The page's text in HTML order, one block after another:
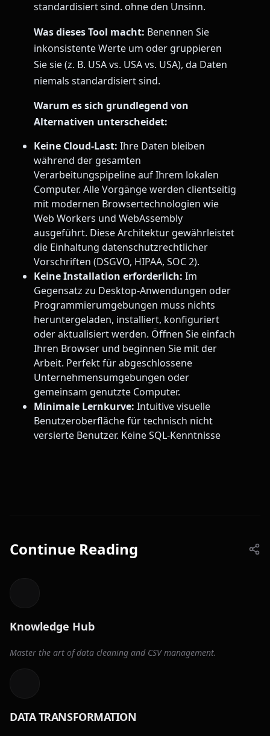
standardisiert sind. ohne den Unsinn.
Was dieses Tool macht: Benennen Sie
inkonsistente Werte um oder gruppieren
Sie sie (z. B. USA vs. USA vs. USA), da Daten
niemals standardisiert sind.
Warum es sich grundlegend von
Alternativen unterscheidet:
Keine Cloud-Last: Ihre Daten bleiben
während der gesamten
Verarbeitungspipeline auf Ihrem lokalen
Computer. Alle Vorgänge werden clientseitig
mit modernen Browsertechnologien wie
Web Workers und WebAssembly
ausgeführt. Diese Architektur gewährleistet
die Einhaltung datenschutzrechtlicher
Vorschriften (DSGVO, HIPAA, SOC 2).
Keine Installation erforderlich: Im
Gegensatz zu Desktop-Anwendungen oder
Programmierumgebungen muss nichts
heruntergeladen, installiert, konfiguriert
oder aktualisiert werden. Öffnen Sie einfach
Ihren Browser und beginnen Sie mit der
Arbeit. Perfekt für abgeschlossene
Unternehmensumgebungen oder
gemeinsam genutzte Computer.
Minimale Lernkurve: Intuitive visuelle
Benutzeroberfläche für technisch nicht
versierte Benutzer. Keine SQL-Kenntnisse
Continue Reading
Knowledge Hub
Master the art of data cleaning and CSV management.
DATA TRANSFORMATION